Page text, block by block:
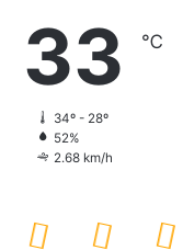
33 ℃
34º - 28º
52%
2.68 km/h